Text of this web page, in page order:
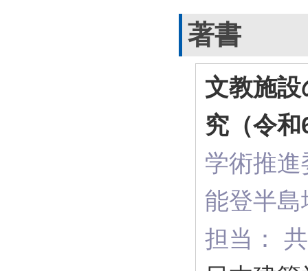
著書
文教施
究（令
学術推
能登半
担当：